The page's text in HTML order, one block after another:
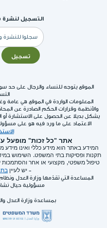
التسجيل لنشرة
البريد
الإلكتروني
تسجيل
الموقع يتوجه للنساء والرجال على
المعلومات الواردة في الموقع هي عامة
والأنظمة وقرارات الحكم الصادرة عن
يشكل بديلا عن الحصول على الاستشارة أو
الاعتماد على ما ورد فيه هو على
אתר "כל זכות" מופעל
המידע באתר הוא מידע כללי ואינו מידע
תקנות ופסיקות בתי המשפט. השימוש
טיפול משפטי, מקצועי או אחר
- יש לעיין
المساعدة التي تقدّمها وزارة العدل
مسؤولية حيال
بمساعدة وزارة العدل